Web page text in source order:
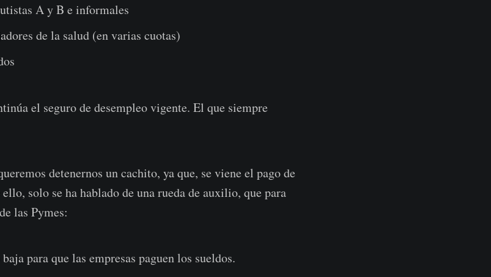
A y B e informales
de la salud (en varias cuotas)
el seguro de desempleo vigente. El que siempre
detenernos un cachito, ya que, se viene el pago de
solo se ha hablado de una rueda de auxilio, que para
las Pymes:
para que las empresas paguen los sueldos.